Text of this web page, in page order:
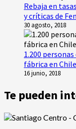
Rebaja en
y críticas de
30 agosto, 2018
1.200
fábrica en Chile
16 junio, 2018
Te pueden